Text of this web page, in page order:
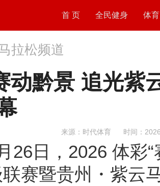
首 页 全民健身 体
拉松频道
动黔景 追光紫
来源：时代体育 时间：
日，2026 体彩“
赛暨贵州・紫云